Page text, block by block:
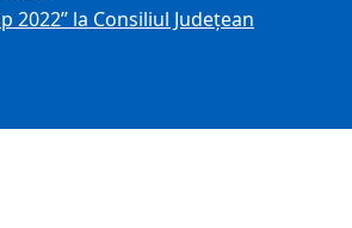
2022” la Consiliul Județean